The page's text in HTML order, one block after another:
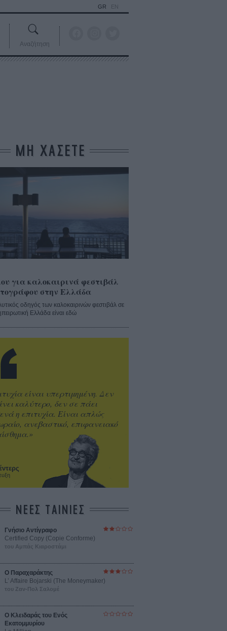
GR EN
Αναζήτηση
ΜΗ ΧΑΣΕΤΕ
για καλοκαιρινά φεστιβάλ
στην Ελλάδα
οδηγός των καλοκαιρινών φεστιβάλ σε
Ελλάδα είναι εδώ
είναι υπερτιμημένη. Δεν
καλύτερο, δεν σε πάει
η επιτυχία. Είναι απλώς
ανεβαστικό, επιφανειακό
ΝΕΕΣ ΤΑΙΝΙΕΣ
Γνήσιο Αντίγραφο
Certified Copy (Copie Conforme)
του Αμπάς Κιαροστάμι
Ο Παραχαράκτης
L’ Affaire Bojarski (The Moneymaker)
του Ζαν-Πολ Σαλομέ
Ο Κλειδαράς του Ενός
Εκατομμυρίου